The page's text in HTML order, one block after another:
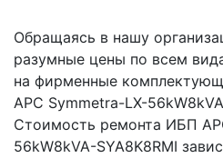
Обращаясь в нашу
разумные цены по всем
на фирменные
APC Symmetra-LX-
Стоимость ремонта ИБП
56kW8kVA-SYA8K8RMI